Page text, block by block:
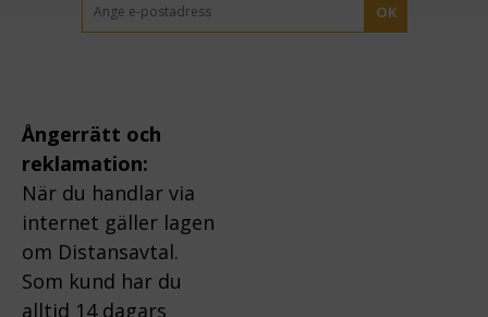
OK
Ångerrätt och
reklamation:
När du handlar via
internet gäller lagen
om Distansavtal.
Som kund har du
alltid 14 dagars